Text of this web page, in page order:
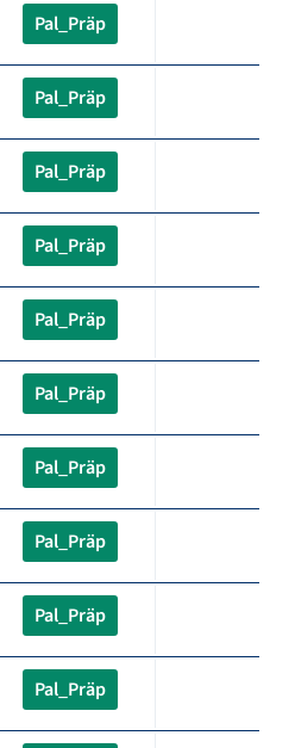
Pal_Präp
Pal_Präp
Pal_Präp
Pal_Präp
Pal_Präp
Pal_Präp
Pal_Präp
Pal_Präp
Pal_Präp
Pal_Präp